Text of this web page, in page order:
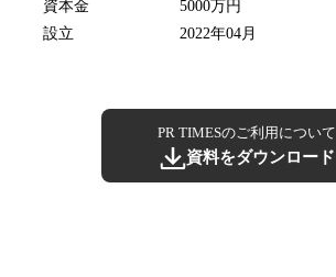
資本金
5000万円
設立
2022年04月
PR TIMESのご利用について
資料をダウンロード